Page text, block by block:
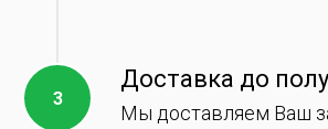
Доставка до
Мы доставляем Ваш